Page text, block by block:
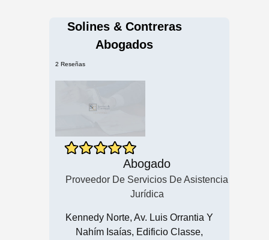
Solines & Contreras
Abogados
2 Reseñas
Abogado
Proveedor De Servicios De Asistencia
Jurídica
Kennedy Norte, Av. Luis Orrantia Y
Nahím Isaías, Edificio Classe,